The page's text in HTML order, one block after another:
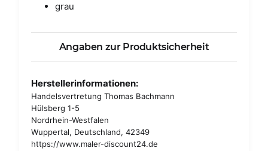
grau
Angaben zur Produktsicherheit
Herstellerinformationen:
Handelsvertretung Thomas Bachmann
Hülsberg 1-5
Nordrhein-Westfalen
Wuppertal, Deutschland, 42349
https://www.maler-discount24.de